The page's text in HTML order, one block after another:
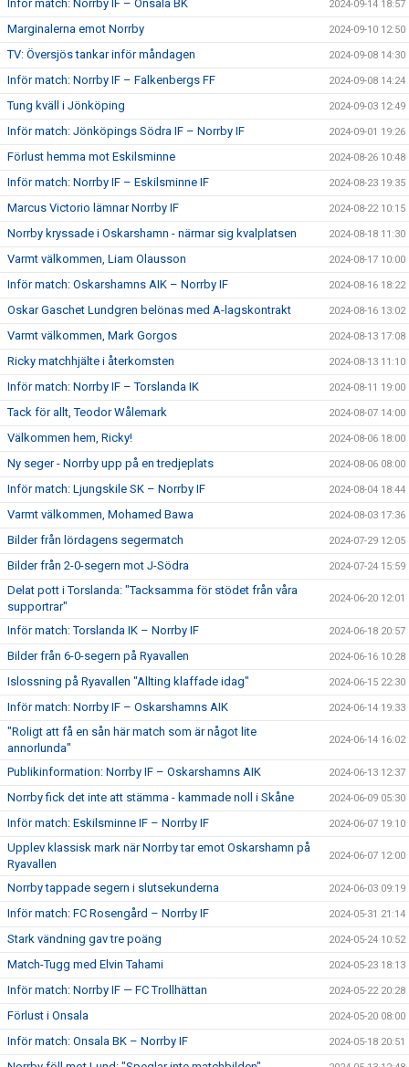
Inför match: Norrby IF – Onsala BK 2024-09-14 18:57
Marginalerna emot Norrby 2024-09-10 12:50
TV: Översjös tankar inför måndagen 2024-09-08 14:30
Inför match: Norrby IF – Falkenbergs FF 2024-09-08 14:24
Tung kväll i Jönköping 2024-09-03 12:49
Inför match: Jönköpings Södra IF – Norrby IF 2024-09-01 19:26
Förlust hemma mot Eskilsminne 2024-08-26 10:48
Inför match: Norrby IF – Eskilsminne IF 2024-08-23 19:35
Marcus Victorio lämnar Norrby IF 2024-08-22 10:15
Norrby kryssade i Oskarshamn - närmar sig kvalplatsen 2024-08-18 11:30
Varmt välkommen, Liam Olausson 2024-08-17 10:00
Inför match: Oskarshamns AIK – Norrby IF 2024-08-16 18:22
Oskar Gaschet Lundgren belönas med A-lagskontrakt 2024-08-16 13:02
Varmt välkommen, Mark Gorgos 2024-08-13 17:08
Ricky matchhjälte i återkomsten 2024-08-13 11:10
Inför match: Norrby IF – Torslanda IK 2024-08-11 19:00
Tack för allt, Teodor Wålemark 2024-08-07 14:00
Välkommen hem, Ricky! 2024-08-06 18:00
Ny seger - Norrby upp på en tredjeplats 2024-08-06 08:00
Inför match: Ljungskile SK – Norrby IF 2024-08-04 18:44
Varmt välkommen, Mohamed Bawa 2024-08-03 17:36
Bilder från lördagens segermatch 2024-07-29 12:05
Bilder från 2-0-segern mot J-Södra 2024-07-24 15:59
Delat pott i Torslanda: "Tacksamma för stödet från våra
supportrar"
2024-06-20 12:01
Inför match: Torslanda IK – Norrby IF 2024-06-18 20:57
Bilder från 6-0-segern på Ryavallen 2024-06-16 10:28
Islossning på Ryavallen "Allting klaffade idag" 2024-06-15 22:30
Inför match: Norrby IF – Oskarshamns AIK 2024-06-14 19:33
"Roligt att få en sån här match som är något lite
annorlunda"
2024-06-14 16:02
Publikinformation: Norrby IF – Oskarshamns AIK 2024-06-13 12:37
Norrby fick det inte att stämma - kammade noll i Skåne 2024-06-09 05:30
Inför match: Eskilsminne IF – Norrby IF 2024-06-07 19:10
Upplev klassisk mark när Norrby tar emot Oskarshamn på
Ryavallen
2024-06-07 12:00
Norrby tappade segern i slutsekunderna 2024-06-03 09:19
Inför match: FC Rosengård – Norrby IF 2024-05-31 21:14
Stark vändning gav tre poäng 2024-05-24 10:52
Match-Tugg med Elvin Tahami 2024-05-23 18:13
Inför match: Norrby IF — FC Trollhättan 2024-05-22 20:28
Förlust i Onsala 2024-05-20 08:00
Inför match: Onsala BK – Norrby IF 2024-05-18 20:51